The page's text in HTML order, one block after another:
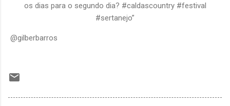
os dias para o segundo dia? #caldascountry #festival
#sertanejo”
@gilberbarros